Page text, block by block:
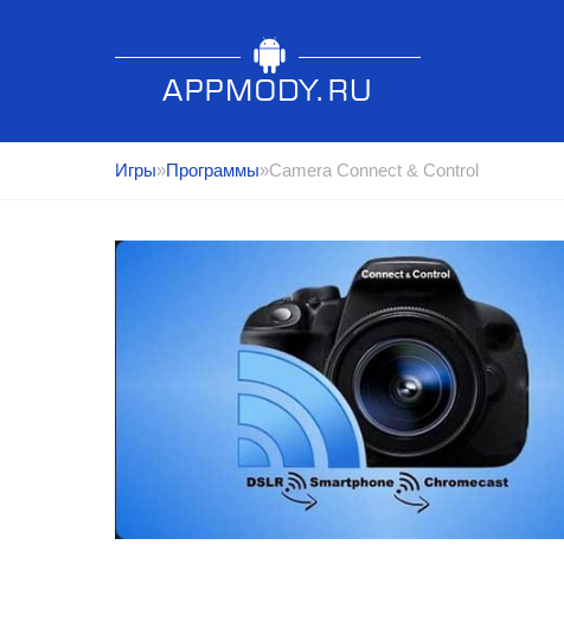
Игры»Программы»Camera Connect & Control